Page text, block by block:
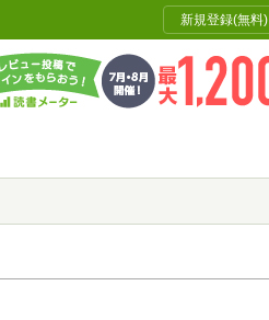
新規登録(無料)